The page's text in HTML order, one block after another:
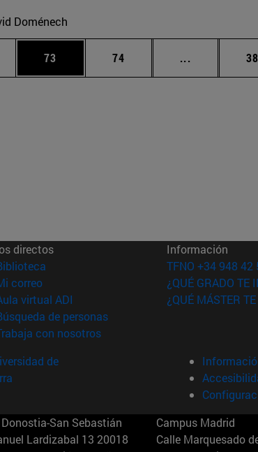
Doménech
Use TAB para desplazarse.
Página
73 Página
74 ... Páginas
directos
(abre en nueva ventana)
correo(abre en nueva ventana)
virtual ADI (abre en nueva ventana)
de personas(abre en nueva ventana)
con nosotros(abre en nueva ventana)
Información
TFNO +34 948 42
¿QUÉ GRADO TE
¿QUÉ MÁSTER
de
San Sebastián
Lardizabal 13 20018
Campus Madrid
Calle Marquesado